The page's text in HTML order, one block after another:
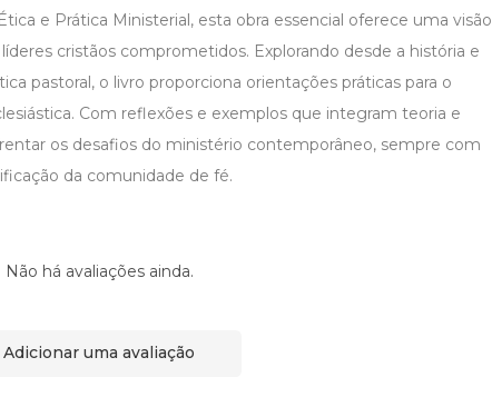
e Prática Ministerial, esta obra essencial oferece uma visão
cristãos comprometidos. Explorando desde a história e
pastoral, o livro proporciona orientações práticas para o
Com reflexões e exemplos que integram teoria e
os desafios do ministério contemporâneo, sempre com
da comunidade de fé.
Não há avaliações ainda.
Adicionar uma avaliação